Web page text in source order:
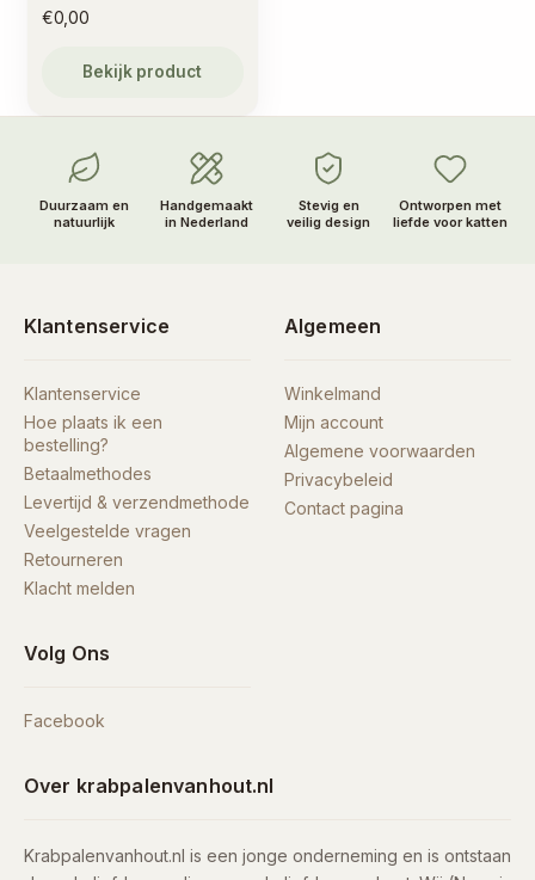
€0,00
Bekijk product
Duurzaam en
natuurlijk
Handgemaakt
in Nederland
Stevig en
veilig design
Ontworpen met
liefde voor katten
Klantenservice
Klantenservice
Hoe plaats ik een
bestelling?
Betaalmethodes
Levertijd & verzendmethode
Veelgestelde vragen
Retourneren
Klacht melden
Algemeen
Winkelmand
Mijn account
Algemene voorwaarden
Privacybeleid
Contact pagina
Volg Ons
Facebook
Over krabpalenvanhout.nl
Krabpalenvanhout.nl is een jonge onderneming en is ontstaan